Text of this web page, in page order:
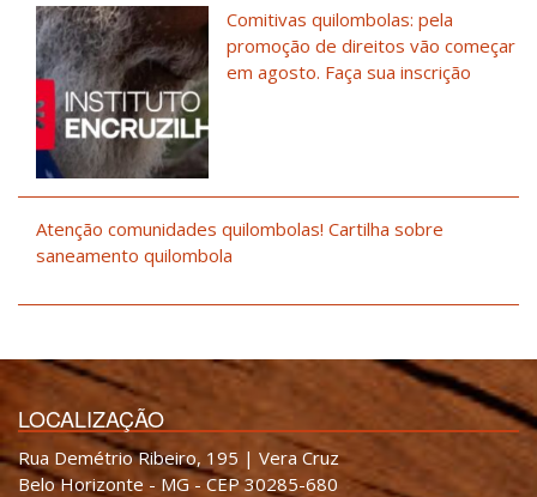
Comitivas quilombolas: pela
promoção de direitos vão começar
em agosto. Faça sua inscrição
Atenção comunidades quilombolas! Cartilha sobre
saneamento quilombola
LOCALIZAÇÃO
Rua Demétrio Ribeiro, 195 | Vera Cruz
Belo Horizonte - MG - CEP 30285-680